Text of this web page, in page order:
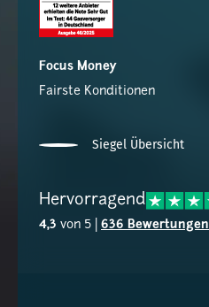
Focus Money
Fairste Konditionen
Siegel Übersicht
Hervorragend
4,3 von 5 | 636 Bewertungen